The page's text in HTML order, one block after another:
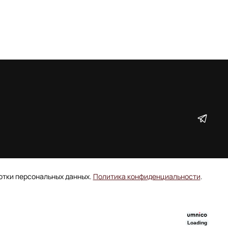
персональных данных. Политика конфиденциальности.
Loading